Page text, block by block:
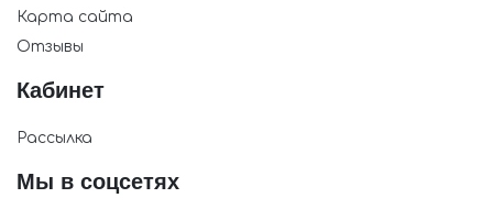
Карта сайта
Отзывы
Кабинет
Рассылка
Мы в соцсетях